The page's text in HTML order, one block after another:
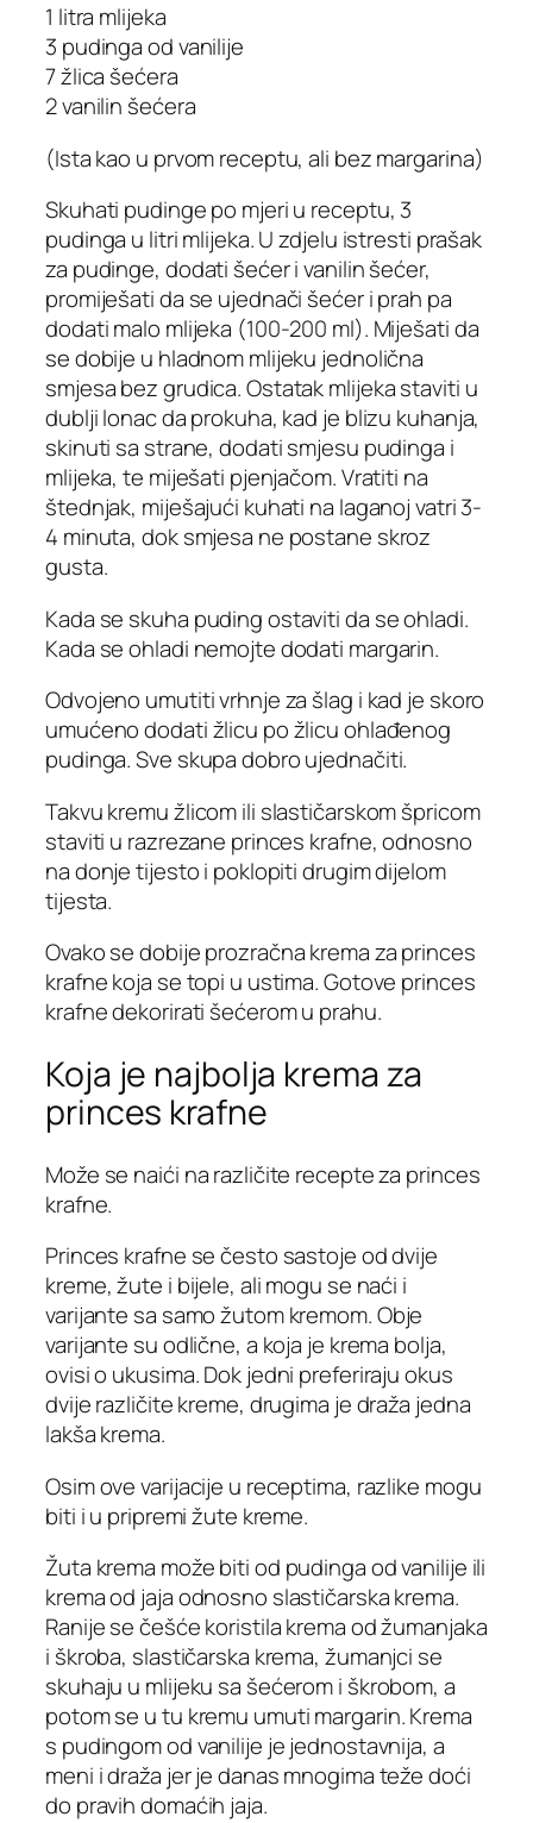
1 litra mlijeka
3 pudinga od vanilije
7 žlica šećera
2 vanilin šećera
(Ista kao u prvom receptu, ali bez margarina)
Skuhati pudinge po mjeri u receptu, 3
pudinga u litri mlijeka. U zdjelu istresti prašak
za pudinge, dodati šećer i vanilin šećer,
promiješati da se ujednači šećer i prah pa
dodati malo mlijeka (100-200 ml). Miješati da
se dobije u hladnom mlijeku jednolična
smjesa bez grudica. Ostatak mlijeka staviti u
dublji lonac da prokuha, kad je blizu kuhanja,
skinuti sa strane, dodati smjesu pudinga i
mlijeka, te miješati pjenjačom. Vratiti na
štednjak, miješajući kuhati na laganoj vatri 3-
4 minuta, dok smjesa ne postane skroz
gusta.
Kada se skuha puding ostaviti da se ohladi.
Kada se ohladi nemojte dodati margarin.
Odvojeno umutiti vrhnje za šlag i kad je skoro
umućeno dodati žlicu po žlicu ohlađenog
pudinga. Sve skupa dobro ujednačiti.
Takvu kremu žlicom ili slastičarskom špricom
staviti u razrezane princes krafne, odnosno
na donje tijesto i poklopiti drugim dijelom
tijesta.
Ovako se dobije prozračna krema za princes
krafne koja se topi u ustima. Gotove princes
krafne dekorirati šećerom u prahu.
Koja je najbolja krema za
princes krafne
Može se naići na različite recepte za princes
krafne.
Princes krafne se često sastoje od dvije
kreme, žute i bijele, ali mogu se naći i
varijante sa samo žutom kremom. Obje
varijante su odlične, a koja je krema bolja,
ovisi o ukusima. Dok jedni preferiraju okus
dvije različite kreme, drugima je draža jedna
lakša krema.
Osim ove varijacije u receptima, razlike mogu
biti i u pripremi žute kreme.
Žuta krema može biti od pudinga od vanilije ili
krema od jaja odnosno slastičarska krema.
Ranije se češće koristila krema od žumanjaka
i škroba, slastičarska krema, žumanjci se
skuhaju u mlijeku sa šećerom i škrobom, a
potom se u tu kremu umuti margarin. Krema
s pudingom od vanilije je jednostavnija, a
meni i draža jer je danas mnogima teže doći
do pravih domaćih jaja.